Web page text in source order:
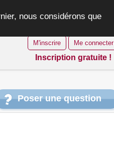
nous considérons que
M'inscrire Me connecter
Inscription gratuite !
Poser une question